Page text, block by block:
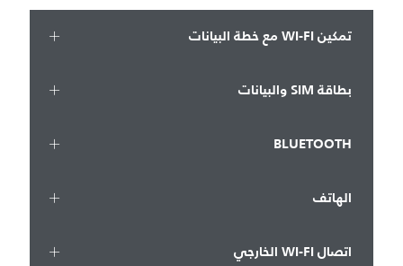
تمكين WI-FI مع خطة البيانات
بطاقة SIM والبيانات
BLUETOOTH
الهاتف
اتصال WI-FI الخارجي